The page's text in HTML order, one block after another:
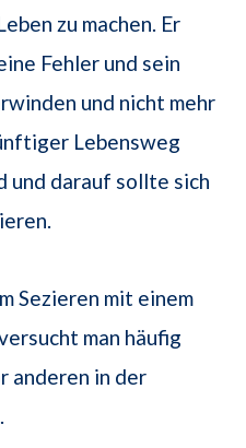
zu machen. Er
Fehler und sein
und nicht mehr
Lebensweg
und darauf sollte sich
Sezieren mit einem
man häufig
anderen in der